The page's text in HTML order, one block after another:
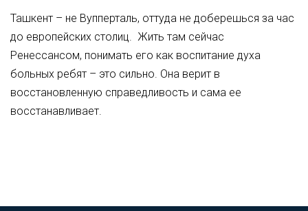
Ташкент – не Вупперталь, оттуда не доберешься за час
до европейских столиц. Жить там сейчас
Ренессансом, понимать его как воспитание духа
больных ребят – это сильно. Она верит в
восстановленную справедливость и сама ее
восстанавливает.